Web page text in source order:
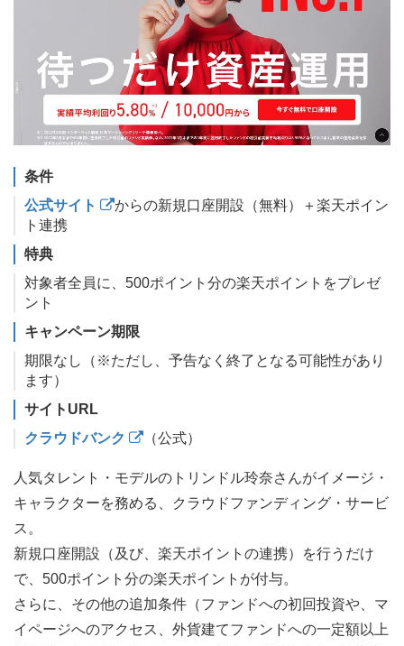
条件
公式サイト
からの新規口座開設（無料）＋楽天ポイン
ト連携
特典
対象者全員に、500ポイント分の楽天ポイントをプレゼ
ント
キャンペーン期限
期限なし（※ただし、予告なく終了となる可能性があり
ます）
サイトURL
クラウドバンク
（公式）
人気タレント・モデルのトリンドル玲奈さんがイメージ・
キャラクターを務める、クラウドファンディング・サービ
ス。
新規口座開設（及び、楽天ポイントの連携）を行うだけ
で、500ポイント分の楽天ポイントが付与。
さらに、その他の追加条件（ファンドへの初回投資や、マ
イページへのアクセス、外貨建てファンドへの一定額以上